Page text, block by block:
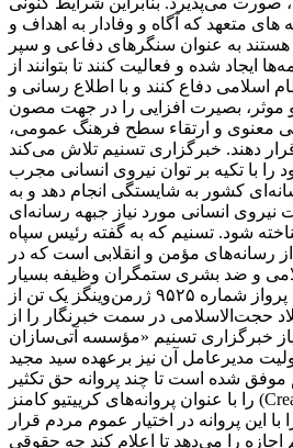
های متعهد که آگاه و وفادار به اهداف و
به عنوان سنگرهای دفاعی و سپر
ایجاد شده و فعالیت کنند تا بتوانند از
اسلامی دفاع کنند و با اطلاع رسانی و
موثر، بصیرت افزایی را در جهت مصون
معنوی و ارتقاء سطح فرهنگ عمومی،
دهند. خبرگزاری تسنیم تلاش می‌کند
را با تکیه بر توان نیروی انسانی مجرب
کشور به شایستگی انجام دهد و به
نیروی انسانی مورد نیاز جبهه رسانه‌ای
شود. تسنیم که به گفته رئیس سپاه
رسانه‌های مؤمن و انقلابی است که در
و ضد بشری ستمگران وظیفه بسیار
سنگینی دارد، در سانحه پرواز شماره ۹۵۲۵ ژرمن‌وینگز یک تن از
حجت‌الاسلامی در سمت خبرنگار را از
خبرگزاری تسنیم «مؤسسه آتی‌سازان
مدیرعامل آن نیز برعهده سید مجید
موفق شده است تا چند پروانه حق تکثیر
را با عنوان پروانه‌های کرییتیو کامنز (Creative Commons) دریافت
این پروانه در اختیار عموم مردم قرار
اجازه را می‌دهد تا اعلام کند چه حقوقی